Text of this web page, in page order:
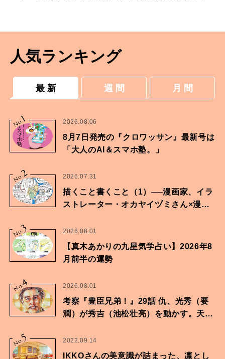
人気ランキング
最 新 週 間 月 間
No.
1 2026.08.06
8月7日発売の『クロワッサン』最新号は
「大人のAI＆スマホ塾。」
No.2 2026.07.31
描くこと書くこと（1）──漫画家、イラ
ストレーター・オカヤイヅミさん×漫画
No.
3 2026.08.01
【真木あかりの九星気学占い】2026年8
月前半の運勢
No.
4 2026.08.01
考察『豊臣兄弟！』29話 仇、光秀（要
潤）が秀吉（池松壮亮）を動かす。天下
No.
5 2022.09.14
IKKOさんの美意識が詰まった、凛とし